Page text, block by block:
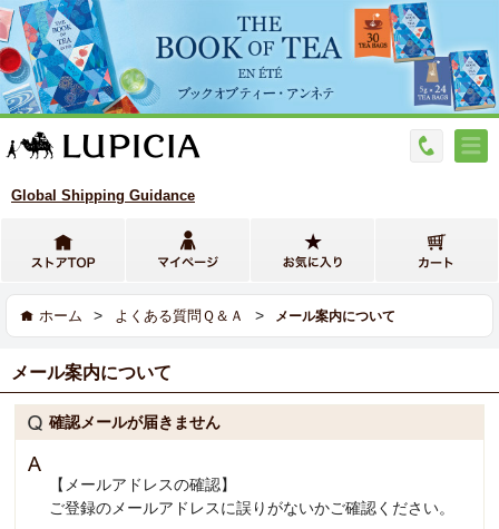
Global Shipping Guidance
ホーム > よくある質問Ｑ＆Ａ > メール案内について
メール案内について
確認メールが届きません
【メールアドレスの確認】
ご登録のメールアドレスに誤りがないかご確認ください。